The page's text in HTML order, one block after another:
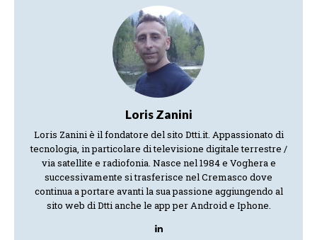
Loris Zanini
Loris Zanini è il fondatore del sito Dtti.it. Appassionato di
tecnologia, in particolare di televisione digitale terrestre /
via satellite e radiofonia. Nasce nel 1984 e Voghera e
successivamente si trasferisce nel Cremasco dove
continua a portare avanti la sua passione aggiungendo al
sito web di Dtti anche le app per Android e Iphone.